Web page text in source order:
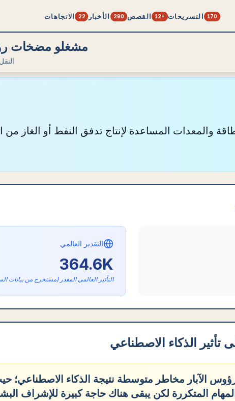
الاتجاهات 22 الأخبار 290 القصص 12+ التسريحات 170
مشغلو مضخات
والمعدات المساعدة لإنتاج تدفق النفط أو الغاز من
التقدير العالمي
364.6K
التأثير العالمي المقدر (مستخرج من بيانات
تأثير الذكاء الاصطناعي
الآبار مخاطر متوسطة نتيجة الذكاء الاصطناعي؛
المتكررة لكن يبقى هناك حاجة كبيرة للإشراف